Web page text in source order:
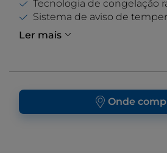
Tecnologia de congelação
Sistema de aviso de
Ler mais
Onde